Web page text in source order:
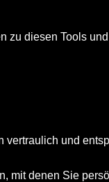
zu diesen Tools
und
mit denen Sie